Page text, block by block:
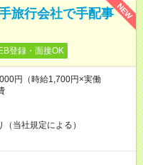
NEW
旅行会社で手配事
登録・面接OK
円（時給1,700円×実働
当社規定による）